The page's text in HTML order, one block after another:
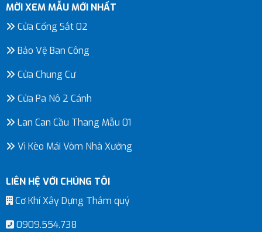
MỜI XEM MẪU MỚI NHẤT
Cửa Cổng Sắt 02
Bảo Vệ Ban Công
Cửa Chung Cư
Cửa Pa Nô 2 Cánh
Lan Can Cầu Thang Mẫu 01
Vì Kèo Mái Vòm Nhà Xưởng
LIÊN HỆ VỚI CHÚNG TÔI
Cơ Khí Xây Dựng Thắm quý
0909.554.738